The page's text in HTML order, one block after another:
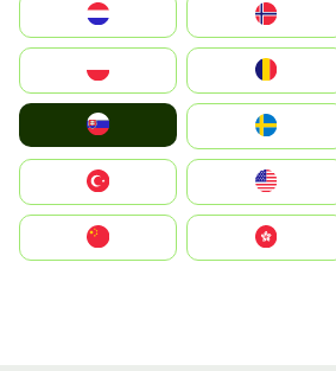
United States
中國香港特別行政區